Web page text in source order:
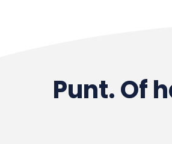
Punt. Of